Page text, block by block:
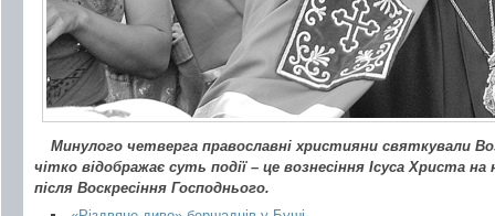
Минулого четверга православні християни святкували
чітко відображає суть події – це вознесіння Ісуса Христа на
після Воскресіння Господнього.